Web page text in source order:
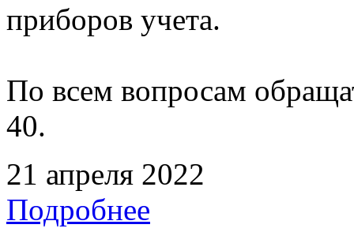
приборов учета.
По всем вопросам
40.
21 апреля 2022
Подробнее